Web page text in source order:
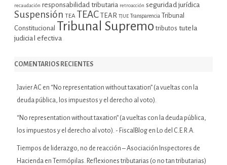
recaudación responsabilidad tributaria retroacción seguridad jurídica
Suspensión TEA TEAC TEAR TJUE Transparencia Tribunal
Constitucional Tribunal Supremo tributos tutela
judicial efectiva
COMENTARIOS RECIENTES
Javier AC en “No representation without taxation” (a vueltas con la
deuda pública, los impuestos y el derecho al voto).
“No representation without taxation” (a vueltas con la deuda pública,
los impuestos y el derecho al voto). - FiscalBlog en Lo del C.E.R.A.
Tiempos de liderazgo, no de reacción – Asociación Inspectores de
Hacienda en
Termópilas. Reflexiones tributarias (o no tan tributarias)